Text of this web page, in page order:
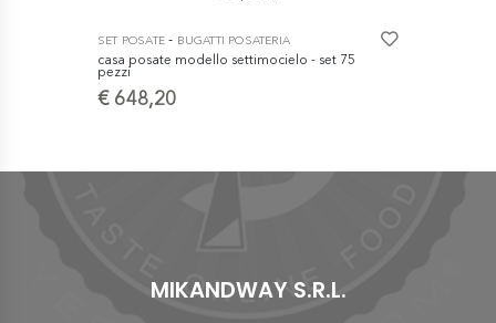
SET POSATE - BUGATTI POSATERIA
casa posate modello settimocielo - set 75
pezzi
€ 648,20
MIKANDWAY S.R.L.